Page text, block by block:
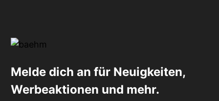
Melde dich an für Neuigkeiten,
Werbeaktionen und mehr.